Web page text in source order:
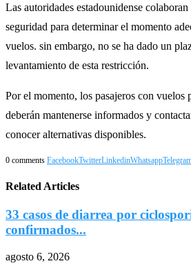
Las autoridades estadounidense
seguridad para determinar el momento
vuelos. sin embargo, no se ha dado un
levantamiento de esta restricción.
Por el momento, los pasajeros con vuelos
deberán mantenerse informados y
conocer alternativas disponibles.
0 comments FacebookTwitterLinkedinWhatsapp
Related Articles
33 casos de diarrea por
confirmados...
agosto 6, 2026